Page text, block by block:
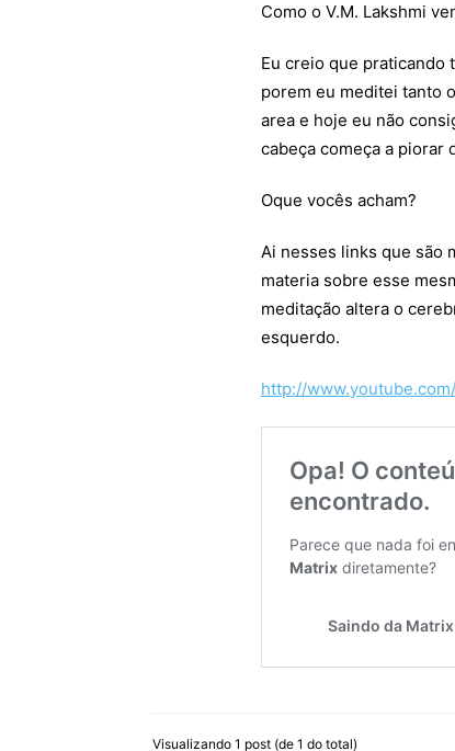
Como o V.M. Lakshmi
Eu creio que praticando
porem eu meditei tanto
area e hoje eu não
cabeça começa a piorar
Oque vocês acham?
Ai nesses links que são
materia sobre esse
meditação altera o
esquerdo.
http://
Visualizando 1 post (de 1 do total)